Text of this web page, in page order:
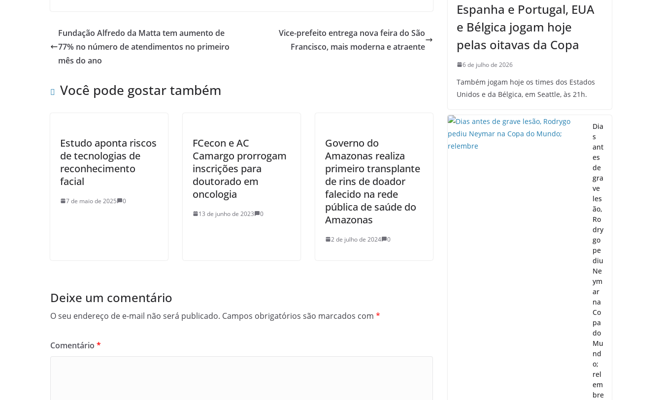
Fundação Alfredo da Matta tem aumento de
77% no número de atendimentos no primeiro
mês do ano
Vice-prefeito entrega nova feira do São
Francisco, mais moderna e atraente
Você pode gostar também
Estudo aponta riscos
de tecnologias de
reconhecimento
facial
7 de maio de 2025 0
FCecon e AC
Camargo prorrogam
inscrições para
doutorado em
oncologia
13 de junho de 2023 0
Governo do
Amazonas realiza
primeiro transplante
de rins de doador
falecido na rede
pública de saúde do
Amazonas
2 de julho de 2024 0
Deixe um comentário
O seu endereço de e-mail não será publicado. Campos obrigatórios são marcados com *
Comentário *
Espanha e Portugal, EUA
e Bélgica jogam hoje
pelas oitavas da Copa
6 de julho de 2026
Também jogam hoje os times dos Estados
Unidos e da Bélgica, em Seattle, às 21h.
Dia
s
ant
es
de
gra
ve
les
ão,
Ro
dry
go
pe
diu
Ne
ym
ar
na
Co
pa
do
Mu
nd
o;
rel
em
bre